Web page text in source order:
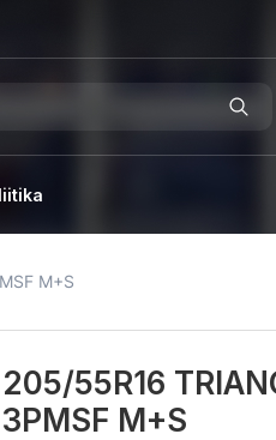
M+S
205/55R16
3PMSF M+S